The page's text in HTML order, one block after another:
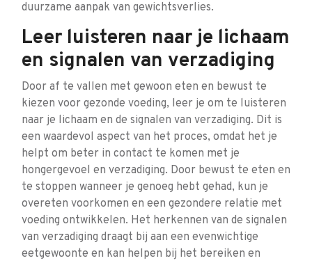
duurzame aanpak van gewichtsverlies.
Leer luisteren naar je lichaam
en signalen van verzadiging
Door af te vallen met gewoon eten en bewust te
kiezen voor gezonde voeding, leer je om te luisteren
naar je lichaam en de signalen van verzadiging. Dit is
een waardevol aspect van het proces, omdat het je
helpt om beter in contact te komen met je
hongergevoel en verzadiging. Door bewust te eten en
te stoppen wanneer je genoeg hebt gehad, kun je
overeten voorkomen en een gezondere relatie met
voeding ontwikkelen. Het herkennen van de signalen
van verzadiging draagt bij aan een evenwichtige
eetgewoonte en kan helpen bij het bereiken en